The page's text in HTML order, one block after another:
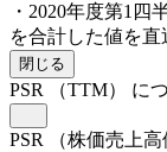
・2020年度第1四
を合計した値を
閉じる
PSR （TTM） に
PSR （株価売上高